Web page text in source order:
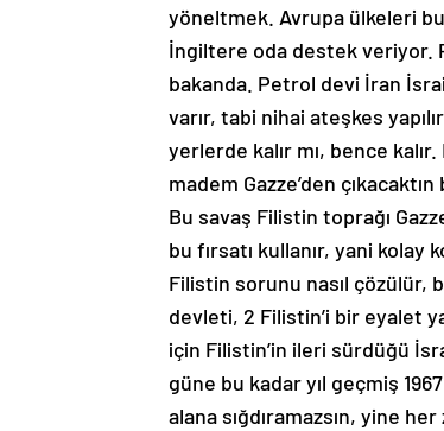
yöneltmek. Avrupa ülkeleri
İngiltere oda destek veriyor.
bakanda. Petrol devi İran
varır, tabi nihai ateşkes
yerlerde kalır mı, bence
madem Gazze’den
Bu savaş Filistin toprağı
bu fırsatı kullanır, yani kolay
Filistin sorunu nasıl çözülür,
devleti, 2 Filistin’i bir eyalet
için Filistin’in ileri sürdüğü
güne bu kadar yıl geçmiş
alana sığdıramazsın, yine